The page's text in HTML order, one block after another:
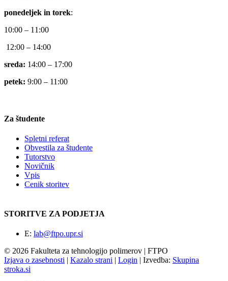
ponedeljek in torek:
10:00 – 11:00
12:00 – 14:00
sreda: 14:00 – 17:00
petek: 9:00 – 11:00
Za študente
Spletni referat
Obvestila za študente
Tutorstvo
Novičnik
Vpis
Cenik storitev
STORITVE ZA PODJETJA
E: lab@ftpo.upr.si
© 2026 Fakulteta za tehnologijo polimerov | FTPO
Izjava o zasebnosti | Kazalo strani | Login | Izvedba: Skupina
stroka.si